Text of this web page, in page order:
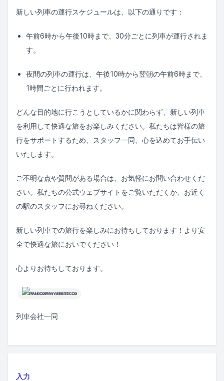
新しい列車の運行スケジュールは、以下の通りです：
午前6時から午後10時まで、30分ごとに列車が運行されま
す。
夜間の列車の運行は、午後10時から翌朝の午前6時まで、
1時間ごとに行われます。
どんな目的地に行こうとしているかに関わらず、新しい列車
を利用して快適な旅をお楽しみください。私たちは皆様の旅
行をサポートするため、スタッフ一同、心を込めてお手伝い
いたします。
ご不明な点や質問がある場合は、お気軽にお問い合わせくだ
さい。私たちの公式ウェブサイトをご覧いただくか、お近く
の駅のスタッフにお尋ねください。
新しい列車での旅行を楽しみにお待ちしております！より安
全で快適な旅においでください！
心よりお待ちしております。
TRAINCOMPANYWEBSITE.COM
列車会社一同
入力